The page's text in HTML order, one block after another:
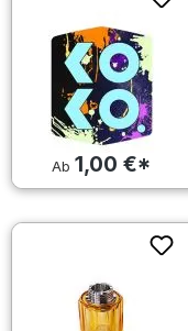
Ab 1,00 €*